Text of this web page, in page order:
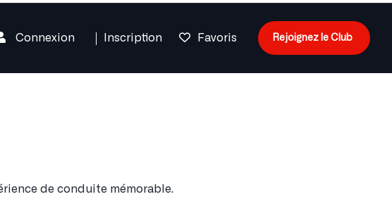
Connexion Inscription Favoris Rejoignez le Club
de conduite mémorable.